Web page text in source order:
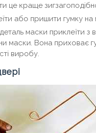
це краще
або пришити гумку на
маски приклеїти з
маски. Вона приховає
виробу.